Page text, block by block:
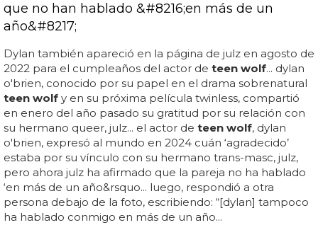
que no han hablado &#8216;en más de un
año&#8217;
Dylan también apareció en la página de julz en agosto de
2022 para el cumpleaños del actor de teen wolf... dylan
o'brien, conocido por su papel en el drama sobrenatural
teen wolf y en su próxima película twinless, compartió
en enero del año pasado su gratitud por su relación con
su hermano queer, julz... el actor de teen wolf, dylan
o'brien, expresó al mundo en 2024 cuán ‘agradecido’
estaba por su vínculo con su hermano trans-masc, julz,
pero ahora julz ha afirmado que la pareja no ha hablado
‘en más de un año&rsquo... luego, respondió a otra
persona debajo de la foto, escribiendo: “[dylan] tampoco
ha hablado conmigo en más de un año...